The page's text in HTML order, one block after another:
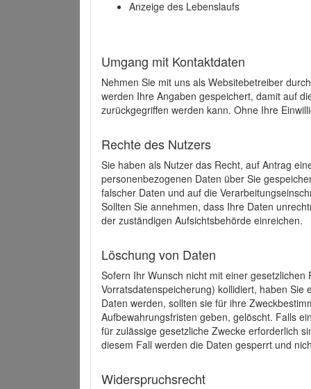
Anzeige des Lebenslaufs
Umgang mit Kontaktdaten
Nehmen Sie mit uns als Websitebetreiber
werden Ihre Angaben gespeichert, damit auf
zurückgegriffen werden kann. Ohne Ihre
Rechte des Nutzers
Sie haben als Nutzer das Recht, auf Antrag
personenbezogenen Daten über Sie
falscher Daten und auf die
Sollten Sie annehmen, dass Ihre Daten
der zuständigen Aufsichtsbehörde einreichen.
Löschung von Daten
Sofern Ihr Wunsch nicht mit einer
Vorratsdatenspeicherung) kollidiert, haben
Daten werden, sollten sie für ihre
Aufbewahrungsfristen geben, gelöscht. Falls
für zulässige gesetzliche Zwecke erforderlich
diesem Fall werden die Daten gesperrt und
Widerspruchsrecht